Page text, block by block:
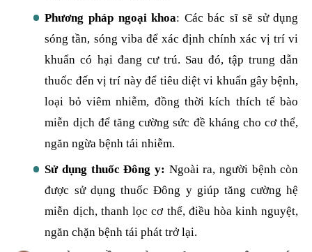
Phương pháp ngoại khoa: Các bác sĩ sẽ sử dụng
sóng tần, sóng viba để xác định chính xác vị trí vi
khuẩn có hại đang cư trú. Sau đó, tập trung dẫn
thuốc đến vị trí này để tiêu diệt vi khuẩn gây bệnh,
loại bỏ viêm nhiễm, đồng thời kích thích tế bào
miễn dịch để tăng cường sức đề kháng cho cơ thể,
ngăn ngừa bệnh tái nhiễm.
Sử dụng thuốc Đông y: Ngoài ra, người bệnh còn
được sử dụng thuốc Đông y giúp tăng cường hệ
miễn dịch, thanh lọc cơ thể, điều hòa kinh nguyệt,
ngăn chặn bệnh tái phát trở lại.